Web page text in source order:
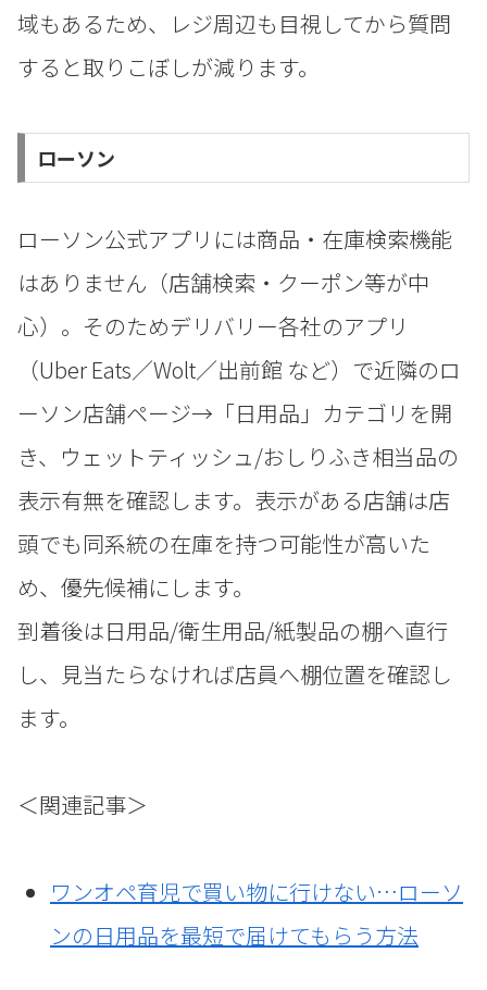
域もあるため、レジ周辺も目視してから質問
すると取りこぼしが減ります。
ローソン
ローソン公式アプリには商品・在庫検索機能
はありません（店舗検索・クーポン等が中
心）。そのためデリバリー各社のアプリ
（Uber Eats／Wolt／出前館 など）で近隣のロ
ーソン店舗ページ→「日用品」カテゴリを開
き、ウェットティッシュ/おしりふき相当品の
表示有無を確認します。表示がある店舗は店
頭でも同系統の在庫を持つ可能性が高いた
め、優先候補にします。
到着後は日用品/衛生用品/紙製品の棚へ直行
し、見当たらなければ店員へ棚位置を確認し
ます。
＜関連記事＞
ワンオペ育児で買い物に行けない…ローソ
ンの日用品を最短で届けてもらう方法